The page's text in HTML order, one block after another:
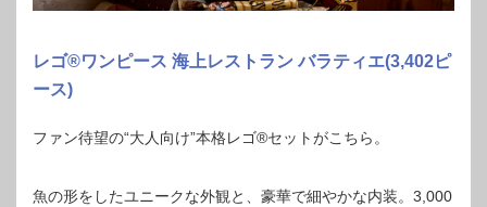
レゴ®ワンピース 海上レストラン バラティエ(3,402ピ
ース)
ファン待望の“大人向け”本格レゴ®セットがこちら。
魚の形をしたユニークな外観と、豪華で細やかな内装。3,000